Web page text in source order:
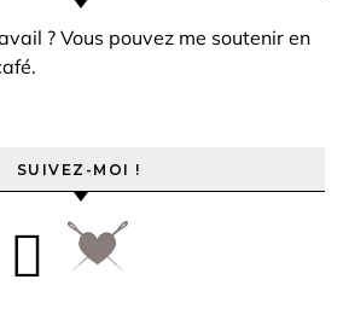
? Vous pouvez me soutenir en
SUIVEZ-MOI !